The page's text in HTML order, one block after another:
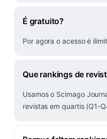
É gratuito?
Por agora o acesso é
Que rankings de
Usamos o Scimago
revistas em quartis (Q1-